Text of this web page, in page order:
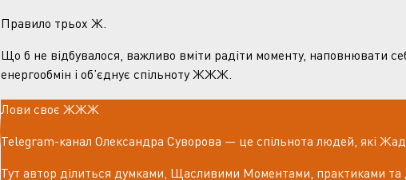
Правило трьох Ж.
Що б не відбувалося, важливо вміти радіти моменту, наповнювати
енергообмін і об’єднує спільноту ЖЖЖ.
Лови своє ЖЖЖ
Telegram-канал Олександра Суворова — це спільнота людей, які
Тут автор ділиться думками, Щасливими Моментами, практиками